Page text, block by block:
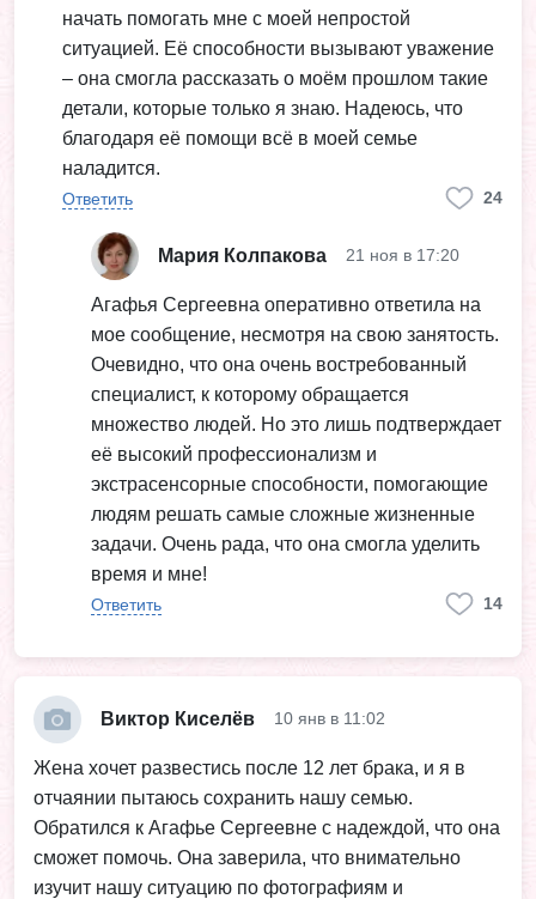
начать помогать мне с моей непростой
ситуацией. Её способности вызывают уважение
– она смогла рассказать о моём прошлом такие
детали, которые только я знаю. Надеюсь, что
благодаря её помощи всё в моей семье
наладится.
Ответить 24
Мария Колпакова 21 ноя в 17:20
Агафья Сергеевна оперативно ответила на
мое сообщение, несмотря на свою занятость.
Очевидно, что она очень востребованный
специалист, к которому обращается
множество людей. Но это лишь подтверждает
её высокий профессионализм и
экстрасенсорные способности, помогающие
людям решать самые сложные жизненные
задачи. Очень рада, что она смогла уделить
время и мне!
Ответить 14
Виктор Киселёв 10 янв в 11:02
Жена хочет развестись после 12 лет брака, и я в
отчаянии пытаюсь сохранить нашу семью.
Обратился к Агафье Сергеевне с надеждой, что она
сможет помочь. Она заверила, что внимательно
изучит нашу ситуацию по фотографиям и